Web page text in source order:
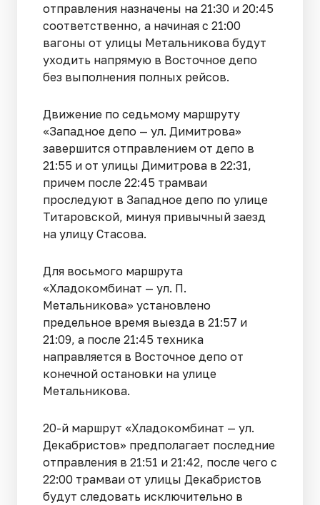
отправления назначены на 21:30 и 20:45
соответственно, а начиная с 21:00
вагоны от улицы Метальникова будут
уходить напрямую в Восточное депо
без выполнения полных рейсов.
Движение по седьмому маршруту
«Западное депо — ул. Димитрова»
завершится отправлением от депо в
21:55 и от улицы Димитрова в 22:31,
причем после 22:45 трамваи
проследуют в Западное депо по улице
Титаровской, минуя привычный заезд
на улицу Стасова.
Для восьмого маршрута
«Хладокомбинат — ул. П.
Метальникова» установлено
предельное время выезда в 21:57 и
21:09, а после 21:45 техника
направляется в Восточное депо от
конечной остановки на улице
Метальникова.
20-й маршрут «Хладокомбинат — ул.
Декабристов» предполагает последние
отправления в 21:51 и 21:42, после чего с
22:00 трамваи от улицы Декабристов
будут следовать исключительно в